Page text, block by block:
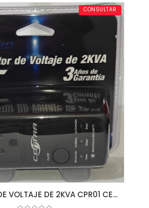
AGREGAR AL CARRITO CONSULTAR
PROTECTOR DE VOLTAJE DE 2KVA CPR01 CENTRA